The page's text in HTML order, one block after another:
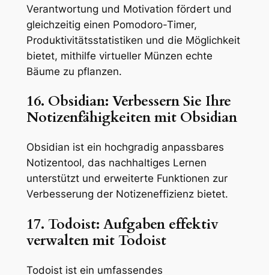
Verantwortung und Motivation fördert und
gleichzeitig einen Pomodoro-Timer,
Produktivitätsstatistiken und die Möglichkeit
bietet, mithilfe virtueller Münzen echte
Bäume zu pflanzen.
16. Obsidian: Verbessern Sie Ihre
Notizenfähigkeiten mit Obsidian
Obsidian ist ein hochgradig anpassbares
Notizentool, das nachhaltiges Lernen
unterstützt und erweiterte Funktionen zur
Verbesserung der Notizeneffizienz bietet.
17. Todoist: Aufgaben effektiv
verwalten mit Todoist
Todoist ist ein umfassendes